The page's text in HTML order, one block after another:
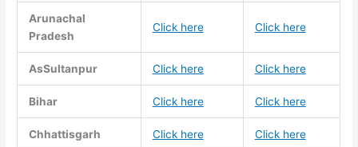
Arunachal
Pradesh
Click here Click here
AsSultanpur Click here Click here
Bihar Click here Click here
Chhattisgarh Click here Click here